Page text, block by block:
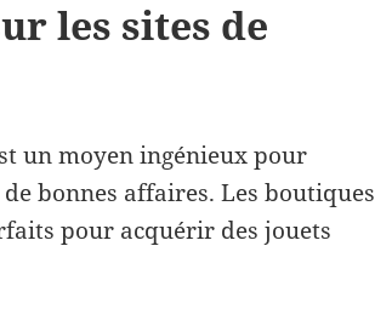
les sites de
un moyen ingénieux pour
bonnes affaires. Les boutiques
pour acquérir des jouets